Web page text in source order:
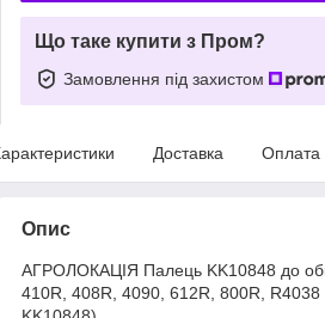
Що таке купити з Пром?
Замовлення під захистом
Доставка Оплата
Опис
АГРОЛОКАЦІЯ Палець KK10848 до
410R, 408R, 4090, 612R, 800R, R4038